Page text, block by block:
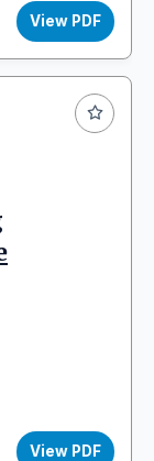
View PDF
View PDF